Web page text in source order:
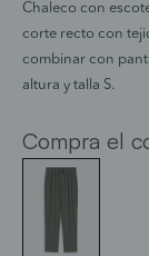
Chaleco con
corte recto con
combinar con
altura y talla S.
Compra el